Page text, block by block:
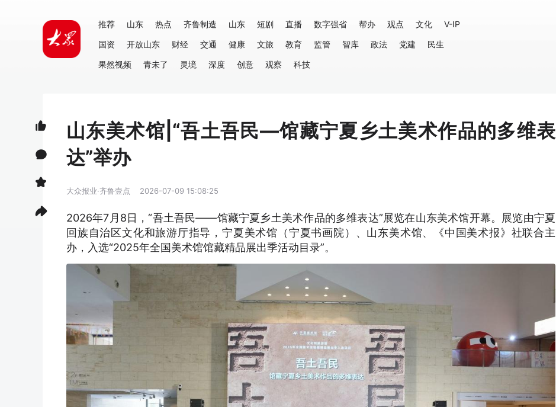
推荐 山东 热点 齐鲁制造 山东 短剧 直播 数字强省 帮办 观点 文化
V-IP
国资
开放山东 财经 交通 健康 文旅 教育 监管 智库 政法 党建
民生
果然视频
青未了 灵境 深度 创意 观察 科技
山东美术馆|“吾土吾民—馆藏宁夏乡土美术作品的多维表
达”举办
大众报业·齐鲁壹点 2026-07-09 15:08:25
2026年7月8日，“吾土吾民——馆藏宁夏乡土美术作品的多维表达”展览在山东美术馆开幕。展览由宁夏
回族自治区文化和旅游厅指导，宁夏美术馆（宁夏书画院）、山东美术馆、《中国美术报》社联合主
办，入选“2025年全国美术馆馆藏精品展出季活动目录”。